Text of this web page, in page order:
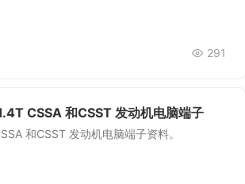
291
CSSA 和CSST 发动机电脑端子
和CSST 发动机电脑端子资料。